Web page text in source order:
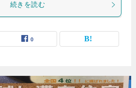
続きを読む
0